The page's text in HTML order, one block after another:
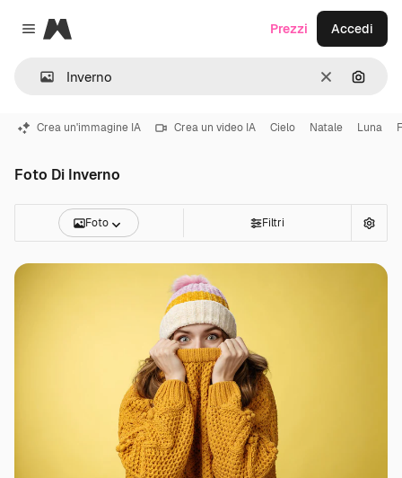
Close menu
Magnific
CancellaCerca
Prezzi Accedi
Crea un'immagine IA Crea un video IA Cielo Natale Luna
Foto Di Inverno
Foto Filtri